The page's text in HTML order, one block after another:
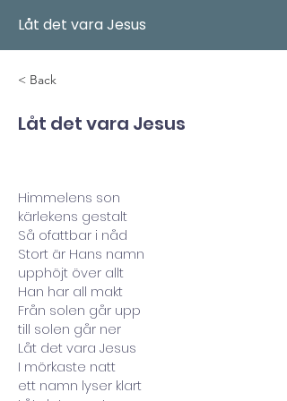
Låt det vara Jesus
< Back
Låt det vara Jesus
Himmelens son
kärlekens gestalt
Så ofattbar i nåd
Stort är Hans namn
upphöjt över allt
Han har all makt
Från solen går upp
till solen går ner
Låt det vara Jesus
I mörkaste natt
ett namn lyser klart